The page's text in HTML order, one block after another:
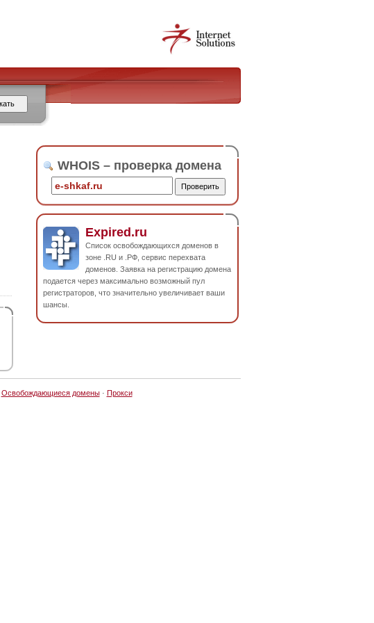
WHOIS – проверка домена
Expired.ru
Список освобождающихся доменов в
зоне .RU и .РФ, сервис перехвата
доменов. Заявка на регистрацию домена
подается через максимально возможный пул
регистраторов, что значительно увеличивает ваши
шансы.
Освобождающиеся домены· Прокси